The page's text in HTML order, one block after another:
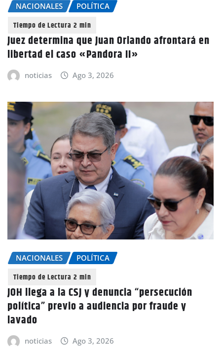
NACIONALES POLÍTICA
Juez determina que Juan Orlando afrontará en
libertad el caso «Pandora II»
noticias Ago 3, 2026
NACIONALES POLÍTICA
JOH llega a la CSJ y denuncia “persecución
política” previo a audiencia por fraude y
lavado
noticias Ago 3, 2026